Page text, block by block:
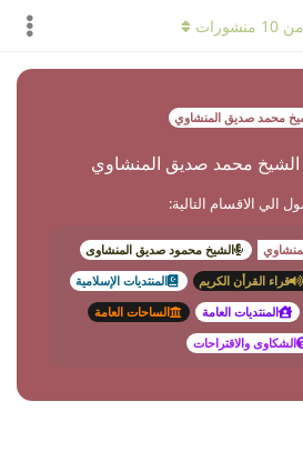
محمد صديق المنشاوي
الشيخ محمد صديق المنشاوي
الي الاقسام التالية:
الشيخ محمود صديق المنشاوى
قراء القرأن الكريم
المنتديات الإسلامية
المنتديات العامة
الساحات العامة
الشكاوى والاقتراحات
من10 منشورات